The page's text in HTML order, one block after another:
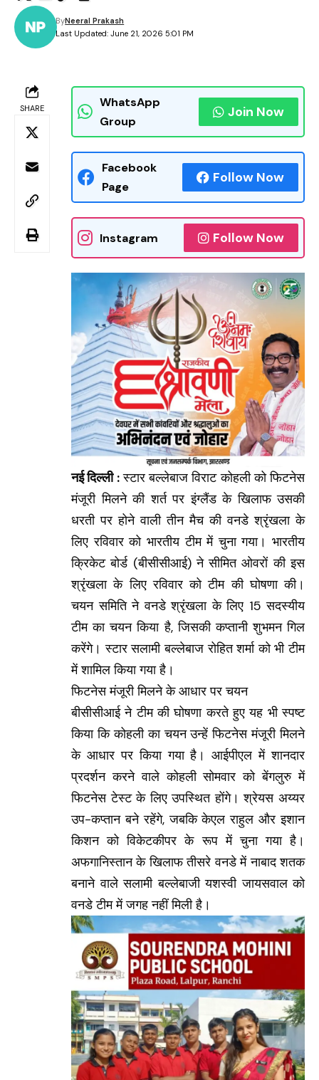
Last Updated: June 21, 2026 5:01 PM
ByNeeral Prakash
SHARE
WhatsApp
Group
Join Now
Facebook
Page
Follow Now
Instagram Follow Now
नई दिल्ली :स्टार बल्लेबाज विराट कोहली को फिटनेस
मंजूरी मिलने की शर्त पर इंग्लैंड के खिलाफ उसकी
धरती पर होने वाली तीन मैच की वनडे श्रृंखला के
लिए रविवार को भारतीय टीम में चुना गया। भारतीय
क्रिकेट बोर्ड (बीसीसीआई) ने सीमित ओवरों की इस
श्रृंखला के लिए रविवार को टीम की घोषणा की।
चयन समिति ने वनडे श्रृंखला के लिए 15 सदस्यीय
टीम का चयन किया है, जिसकी कप्तानी शुभमन गिल
करेंगे। स्टार सलामी बल्लेबाज रोहित शर्मा को भी टीम
में शामिल किया गया है।
फिटनेस मंजूरी मिलने के आधार पर चयन
बीसीसीआई ने टीम की घोषणा करते हुए यह भी स्पष्ट
किया कि कोहली का चयन उन्हें फिटनेस मंजूरी मिलने
के आधार पर किया गया है। आईपीएल में शानदार
प्रदर्शन करने वाले कोहली सोमवार को बेंगलुरु में
फिटनेस टेस्ट के लिए उपस्थित होंगे। श्रेयस अय्यर
उप-कप्तान बने रहेंगे, जबकि केएल राहुल और इशान
किशन को विकेटकीपर के रूप में चुना गया है।
अफगानिस्तान के खिलाफ तीसरे वनडे में नाबाद शतक
बनाने वाले सलामी बल्लेबाजी यशस्वी जायसवाल को
वनडे टीम में जगह नहीं मिली है।